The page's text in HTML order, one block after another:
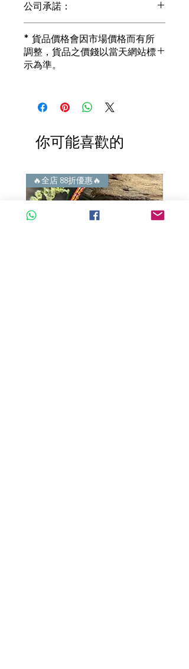
公司承諾：
冇加色！冇化妝！
i) 所有已鑲玉器珠寶丶玉鐲丶擺件皆 奉
送 [香港翡翠鑑証書]
i) 成色足。冇鍍金！冇包金！冇假金！
3) 顧客所花費一分一毫全部都是珠寶本
i) 無佣金！無租金！無買手費！真真正
正行內批發價。
謝絕紙上談兵。
* 貨品價格會因市場價格而有所
調整，貨品之價錢以當天網站標
示為準。
你可能喜歡的
🔥全店 88折優惠🔥